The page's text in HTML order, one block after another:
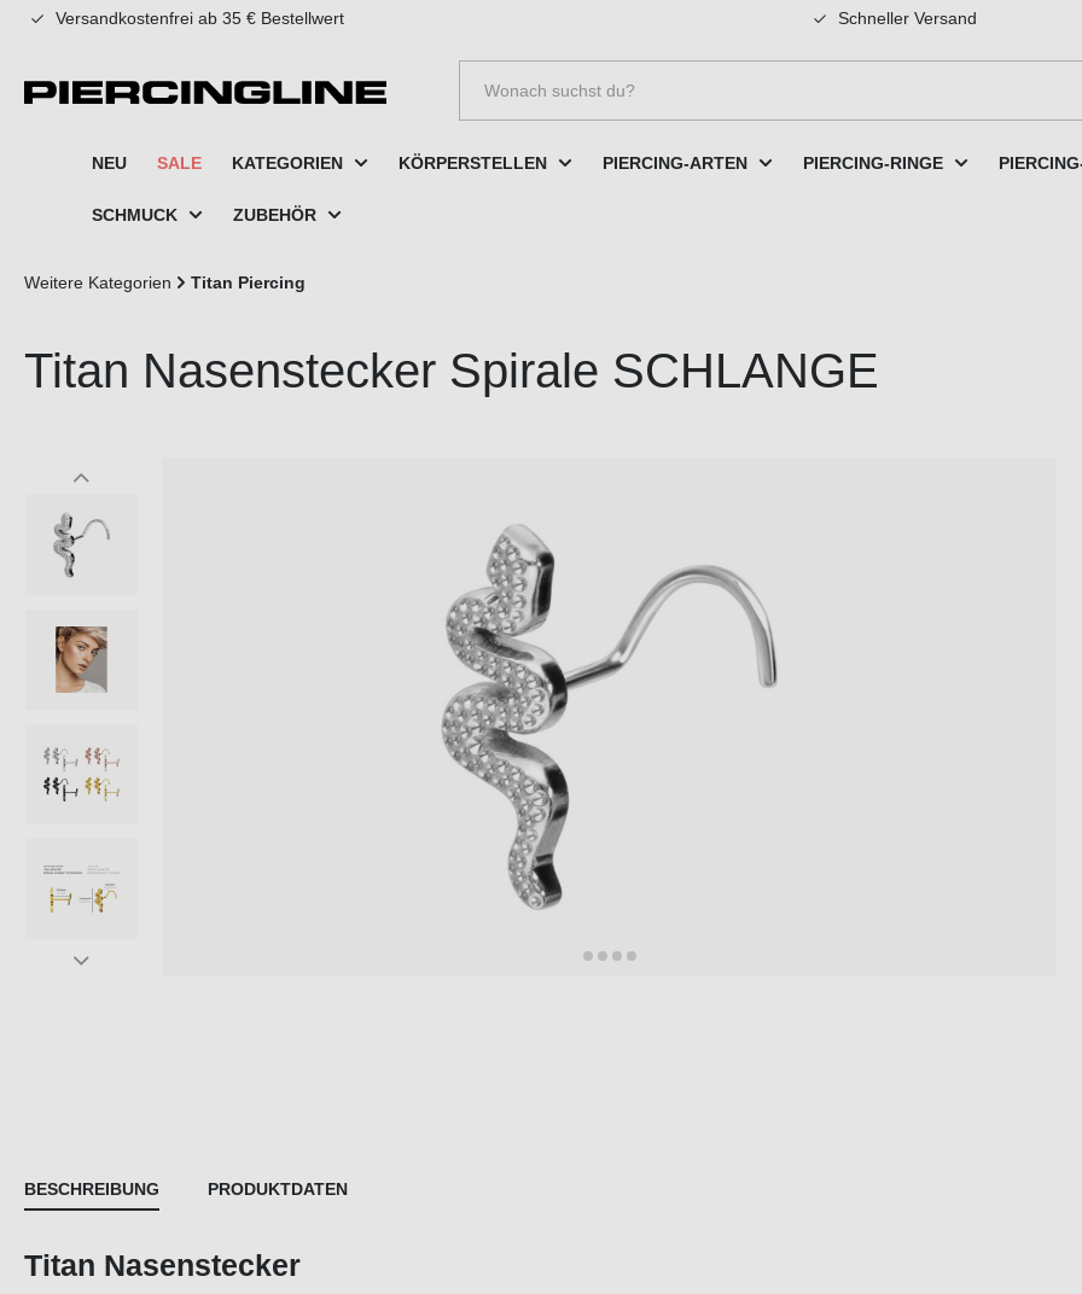
springen Zur Hauptnavigation springen
Versandkostenfrei ab 35 € Bestellwert Schneller Versand
NEU SALE KATEGORIEN KÖRPERSTELLEN PIERCING-ARTEN PIERCING-RINGE
SCHMUCK ZUBEHÖR
Weitere Kategorien Titan Piercing
Titan Nasenstecker Spirale SCHLANGE
BESCHREIBUNG PRODUKTDATEN
Titan Nasenstecker